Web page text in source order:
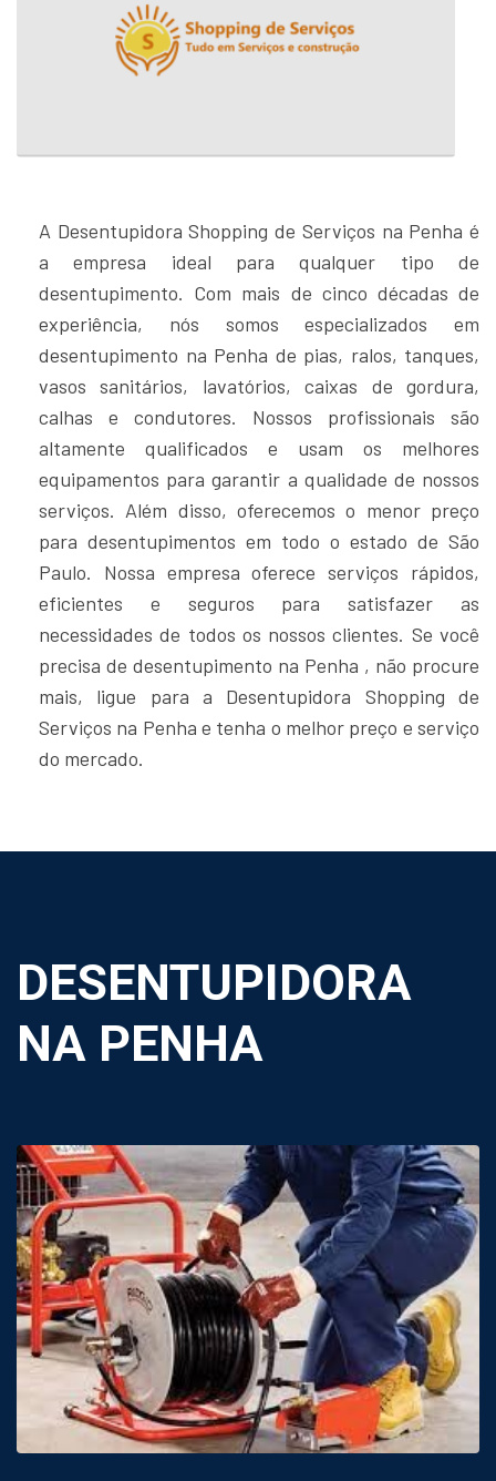
A Desentupidora Shopping de Serviços na Penha é
a empresa ideal para qualquer tipo de
desentupimento. Com mais de cinco décadas de
experiência, nós somos especializados em
desentupimento na Penha de pias, ralos, tanques,
vasos sanitários, lavatórios, caixas de gordura,
calhas e condutores. Nossos profissionais são
altamente qualificados e usam os melhores
equipamentos para garantir a qualidade de nossos
serviços. Além disso, oferecemos o menor preço
para desentupimentos em todo o estado de São
Paulo. Nossa empresa oferece serviços rápidos,
eficientes e seguros para satisfazer as
necessidades de todos os nossos clientes. Se você
precisa de desentupimento na Penha , não procure
mais, ligue para a Desentupidora Shopping de
Serviços na Penha e tenha o melhor preço e serviço
do mercado.
DESENTUPIDORA
NA PENHA